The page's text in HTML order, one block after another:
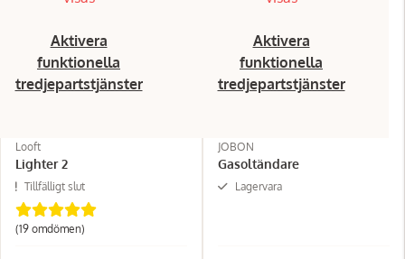
Aktivera
funktionella
tredjepartstjänster
Looft
Lighter 2
Tillfälligt slut
(19 omdömen)
Aktivera
funktionella
tredjepartstjänster
JOBON
Gasoltändare
Lagervara